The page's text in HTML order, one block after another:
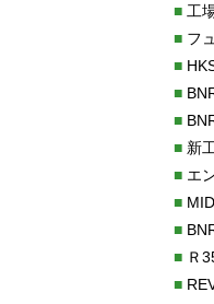
■工
■フ
■
■
■
■新
■エン
■
■
■Ｒ
■